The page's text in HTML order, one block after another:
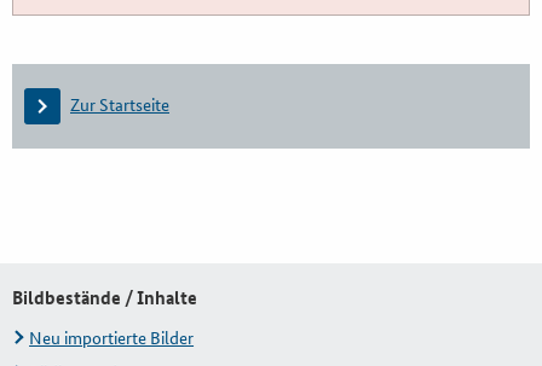
Zur Startseite
Bildbestände / Inhalte
Neu importierte Bilder